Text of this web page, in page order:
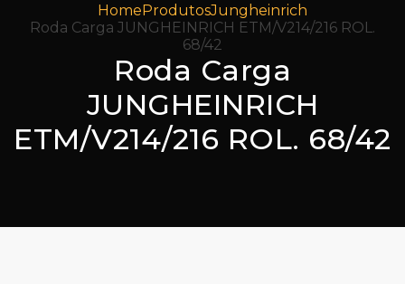
HomeProdutosJungheinrich
Roda Carga JUNGHEINRICH ETM/V214/216 ROL.
68/42
Roda Carga
JUNGHEINRICH
ETM/V214/216 ROL. 68/42